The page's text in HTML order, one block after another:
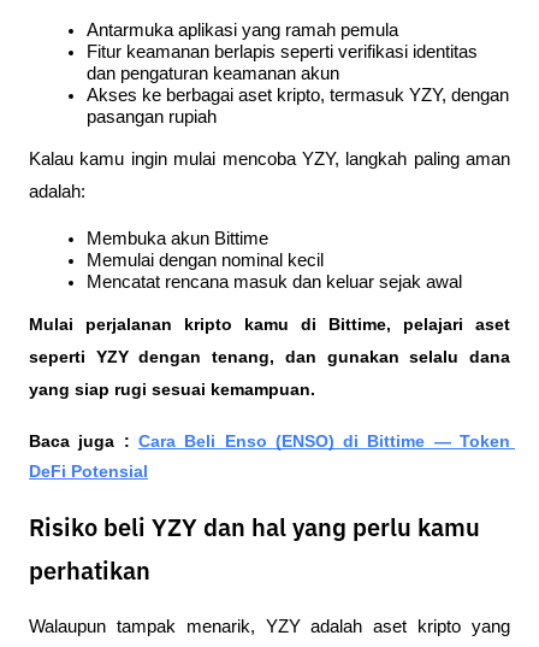
Antarmuka aplikasi yang ramah pemula
Fitur keamanan berlapis seperti verifikasi identitas
dan pengaturan keamanan akun
Akses ke berbagai aset kripto, termasuk YZY, dengan
pasangan rupiah
Kalau kamu ingin mulai mencoba YZY, langkah paling aman
adalah:
Membuka akun Bittime
Memulai dengan nominal kecil
Mencatat rencana masuk dan keluar sejak awal
Mulai perjalanan kripto kamu di Bittime, pelajari aset
seperti YZY dengan tenang, dan gunakan selalu dana
yang siap rugi sesuai kemampuan.
Baca juga : Cara Beli Enso (ENSO) di Bittime — Token
DeFi Potensial
Risiko beli YZY dan hal yang perlu kamu
perhatikan
Walaupun tampak menarik, YZY adalah aset kripto yang